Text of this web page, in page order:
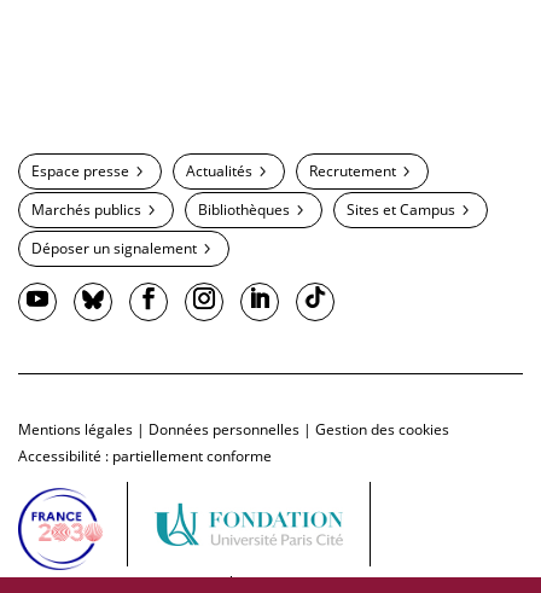
Espace presse Actualités
Recrutement
Marchés publics
Bibliothèques
Sites et Campus
Déposer un signalement
Mentions légales | Données personnelles | Gestion des cookies
Accessibilité : partiellement conforme